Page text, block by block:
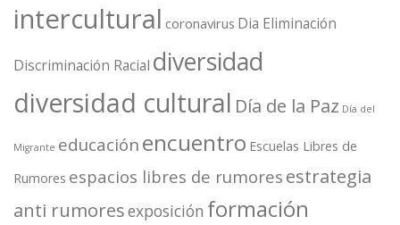
intercultural coronavirus Dia Eliminación
Discriminación Racial diversidad
diversidad cultural Día de la Paz Día del
Migrante educaciónencuentro Escuelas Libres de
Rumores espacios libres de rumores estrategia
anti rumoresexposición formación